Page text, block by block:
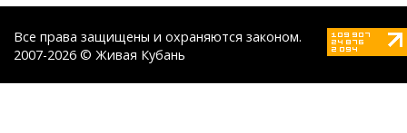
Все права защищены и охраняются законом.
2007-2026 © Живая Кубань